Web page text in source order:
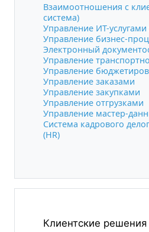
Взаимоотношения с
система)
Управление ИТ-услугами
Управление бизнес-
Электронный
Управление
Управление
Управление заказами
Управление закупками
Управление отгрузками
Управление мастер-
Система кадрового
(HR)
Клиентские решения